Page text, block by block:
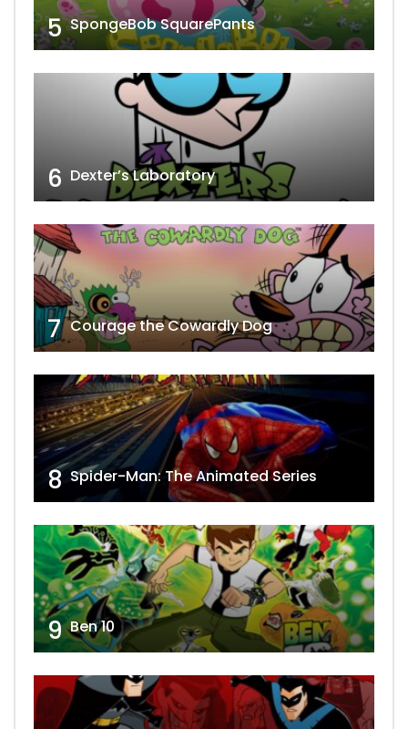
5 SpongeBob SquarePants
6 Dexter’s Laboratory
7 Courage the Cowardly Dog
8 Spider-Man: The Animated Series
9 Ben 10